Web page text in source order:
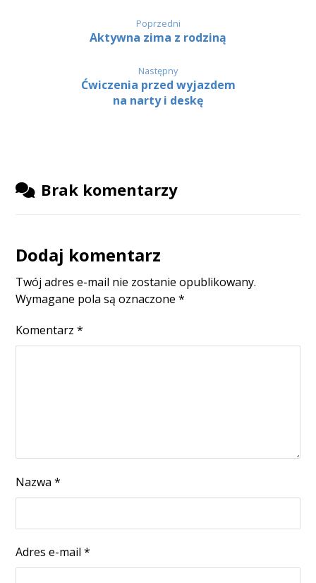
Poprzedni
Aktywna zima z rodziną
Następny
Ćwiczenia przed wyjazdem
na narty i deskę
Brak komentarzy
Dodaj komentarz
Twój adres e-mail nie zostanie opublikowany.
Wymagane pola są oznaczone*
Komentarz*
Nazwa*
Adres e-mail*